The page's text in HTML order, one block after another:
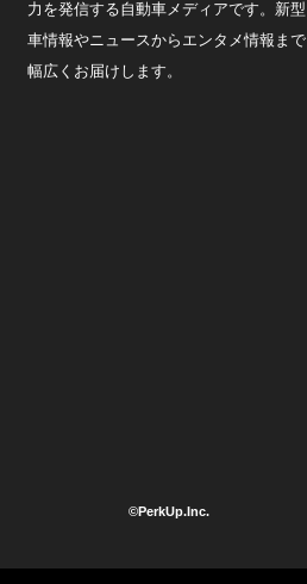
力を発信する自動車メディアです。新型
車情報やニュースからエンタメ情報まで
幅広くお届けします。
©PerkUp.Inc.